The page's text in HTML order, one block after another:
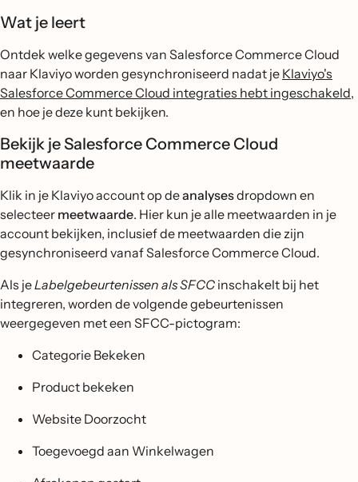
Wat je leert
Ontdek welke gegevens van Salesforce Commerce Cloud
naar Klaviyo worden gesynchroniseerd nadat je Klaviyo's
Salesforce Commerce Cloud integraties hebt ingeschakeld,
en hoe je deze kunt bekijken.
Bekijk je Salesforce Commerce Cloud
meetwaarde
Klik in je Klaviyo account op deanalysesdropdown en
selecteer meetwaarde. Hier kun je alle meetwaarden in je
account bekijken, inclusief de meetwaarden die zijn
gesynchroniseerd vanaf Salesforce Commerce Cloud.
Als jeLabelgebeurtenissen als SFCC inschakelt bij het
integreren, worden de volgende gebeurtenissen
weergegeven met een SFCC-pictogram:
Categorie Bekeken
Product bekeken
Website Doorzocht
Toegevoegd aan Winkelwagen